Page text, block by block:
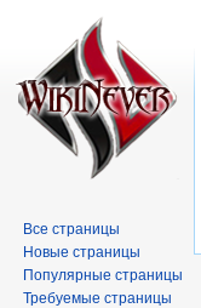
Все страницы
Новые страницы
Популярные страницы
Требуемые страницы